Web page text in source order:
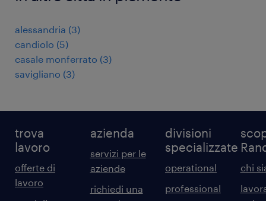
alessandria (3)
candiolo (5)
casale monferrato (3)
savigliano (3)
trova
lavoro
offerte di
lavoro
azienda
servizi per le
aziende
richiedi una
divisioni
specializzate
operational
professional
chi